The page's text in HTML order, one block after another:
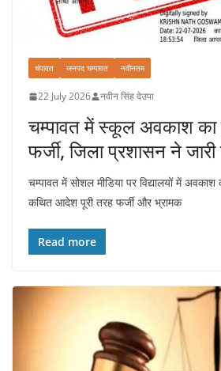
चंपावत जनपद चम्पावत नवीनतम
22 July 2026 नवीन सिंह देउपा
चम्पावत में स्कूल अवकाश
फर्जी, जिला प्रशासन ने
चम्पावत में सोशल मीडिया पर विद्यालयों में
कथित आदेश पूरी तरह फर्जी और भ्रामक
Read more